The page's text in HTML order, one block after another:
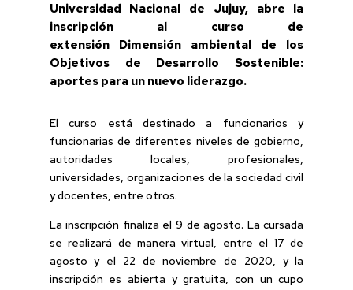
Universidad Nacional de Jujuy, abre la
inscripción al curso de
extensión Dimensión ambiental de los
Objetivos de Desarrollo Sostenible:
aportes para un nuevo liderazgo.
El curso está destinado a funcionarios y
funcionarias de diferentes niveles de gobierno,
autoridades locales, profesionales,
universidades, organizaciones de la sociedad civil
y docentes, entre otros.
La inscripción finaliza el 9 de agosto. La cursada
se realizará de manera virtual, entre el 17 de
agosto y el 22 de noviembre de 2020, y la
inscripción es abierta y gratuita, con un cupo